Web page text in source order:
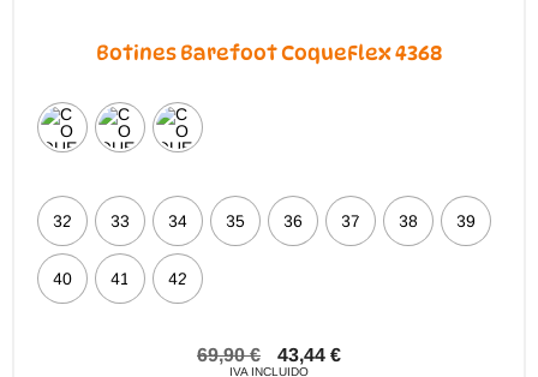
Botines Barefoot CoqueFlex 4368
32 33 34 35 36 37 38 39
40 41 42
69,90€ 43,44 €
IVA INCLUIDO